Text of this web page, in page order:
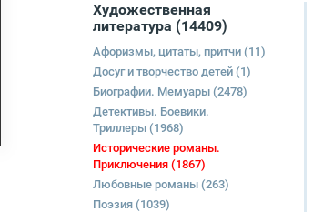
Художественная
литература (14409)
Афоризмы, цитаты, притчи (11)
Досуг и творчество детей (1)
Биографии. Мемуары (2478)
Детективы. Боевики.
Триллеры (1968)
Исторические романы.
Приключения (1867)
Любовные романы (263)
Поэзия (1039)